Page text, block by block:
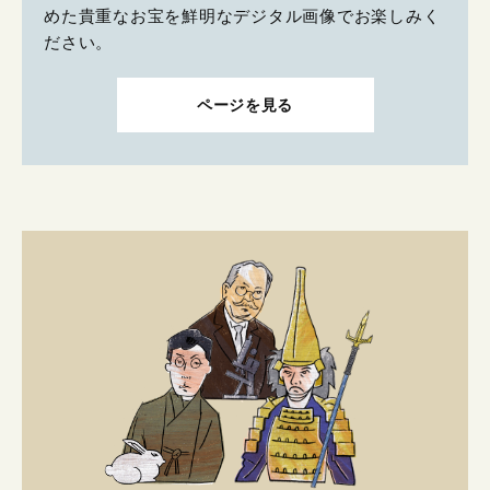
めた貴重なお宝を鮮明なデジタル画像でお楽しみく
ださい。
ページを見る